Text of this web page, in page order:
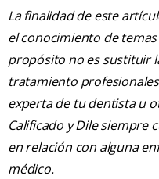
La finalidad de este
el conocimiento de
propósito no es sustituir
tratamiento
experta de tu dentista u
Calificado y Dile siempre
en relación con alguna
médico.